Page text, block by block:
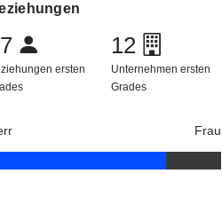
ersten
12
Unternehmen ersten
Grades
Frau